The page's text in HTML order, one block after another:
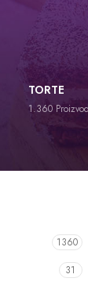
TORTE
1.360
1360
31